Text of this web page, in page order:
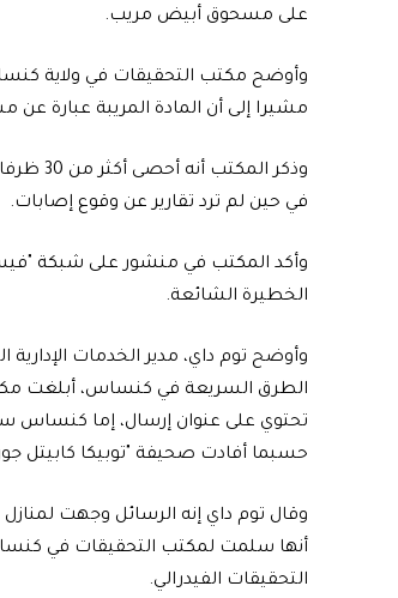
على مسحوق أبيض مريب.
وأوضح مكتب التحقيقات في ولاية
مشيرا إلى أن المادة المريبة عبارة
في حين لم ترد تقارير عن وقوع إصابات.
وأكد المكتب في منشور على شبكة
الخطيرة الشائعة.
وأوضح توم داي، مدير الخدمات الإدارية
الطرق السريعة في كنساس، أبلغت
تحتوي على عنوان إرسال، إما كنساس
حسبما أفادت صحيفة "توبيكا كابيتل
وقال توم داي إنه الرسائل وجهت لمنازل
أنها سلمت لمكتب التحقيقات في
التحقيقات الفيدرالي.